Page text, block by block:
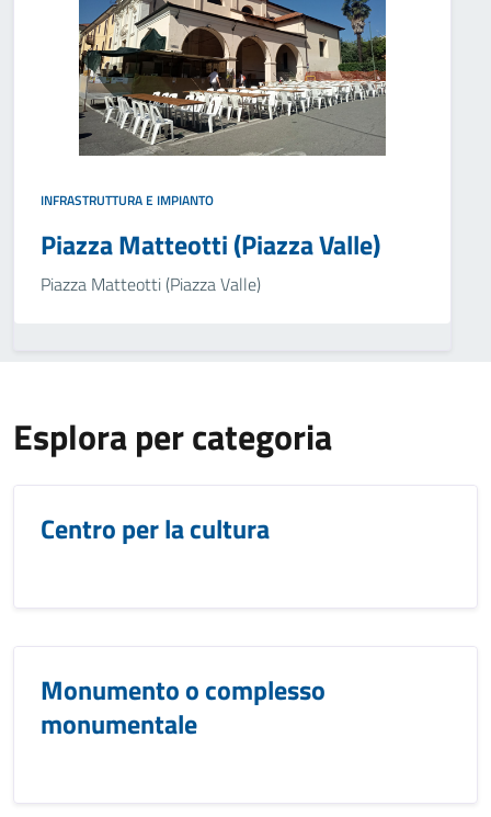
INFRASTRUTTURA E IMPIANTO
Piazza Matteotti (Piazza Valle)
Piazza Matteotti (Piazza Valle)
Esplora per categoria
Centro per la cultura
Monumento o complesso
monumentale